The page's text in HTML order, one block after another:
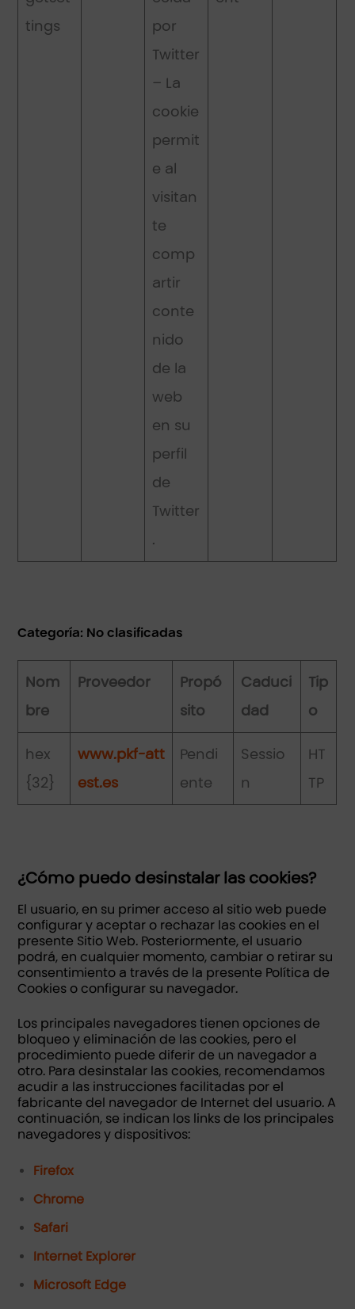
tings
por
Twitter
– La
cookie
permit
e al
visitan
te
comp
artir
conte
nido
de la
web
en su
perfil
de
Twitter
.
Categoría: No clasificadas
Nom
bre
Proveedor
Propó
sito
Caduci
dad
Tip
o
hex
{32}
www.pkf-att
est.es
Pendi
ente
Sessio
n
HT
TP
¿Cómo puedo desinstalar las cookies?
El usuario, en su primer acceso al sitio web puede
configurar y aceptar o rechazar las cookies en el
presente Sitio Web. Posteriormente, el usuario
podrá, en cualquier momento, cambiar o retirar su
consentimiento a través de la presente Política de
Cookies o configurar su navegador.
Los principales navegadores tienen opciones de
bloqueo y eliminación de las cookies, pero el
procedimiento puede diferir de un navegador a
otro. Para desinstalar las cookies, recomendamos
acudir a las instrucciones facilitadas por el
fabricante del navegador de Internet del usuario. A
continuación, se indican los links de los principales
navegadores y dispositivos:
Firefox
Chrome
Safari
Internet Explorer
Microsoft Edge